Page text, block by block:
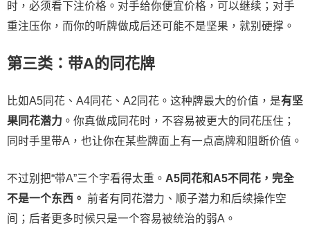
时，必须看下注价格。对手给你便宜价格，可以继续；对手
重注压你，而你的听牌做成后还可能不是坚果，就别硬撑。
第三类：带A的同花牌
比如A5同花、A4同花、A2同花。这种牌最大的价值，是有坚
果同花潜力 。你真做成同花时，不容易被更大的同花压住；
同时手里带A，也让你在某些牌面上有一点高牌和阻断价值。
不过别把“带A”三个字看得太重。 A5同花和A5不同花，完全
不是一个东西。 前者有同花潜力、顺子潜力和后续操作空
间；后者更多时候只是一个容易被统治的弱A。